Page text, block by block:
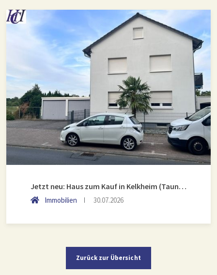
Jetzt neu: Haus zum Kauf in Kelkheim (Taunus)
Immobilien 30.07.2026
Zurück zur Übersicht